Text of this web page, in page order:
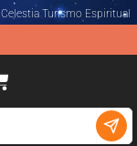
Celestia Turismo Espiritual